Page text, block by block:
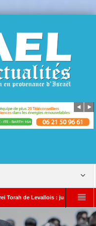
Levallois : jusqu’à quand le
vous nous attaquez, notre